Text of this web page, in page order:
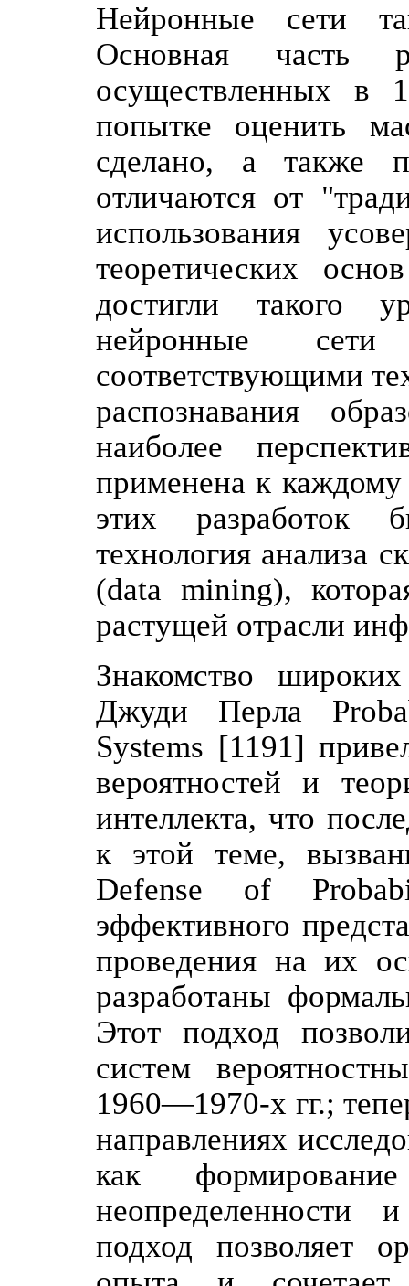
Нейронные сети
Основная часть
осуществленных в
попытке оценить
сделано, а также
отличаются от
использования
теоретических
достигли такого
нейронные
соответствующими
распознавания
наиболее
применена к каждому
этих разработок
технология анализа
(data mining),
растущей отрасли
Знакомство
Джуди Перла
Systems [1191]
вероятностей и
интеллекта, что
к этой теме,
Defense of
эффективного
проведения на их
разработаны
Этот подход
систем
1960—1970-х гг.;
направлениях
как
неопределенности
подход позволяет